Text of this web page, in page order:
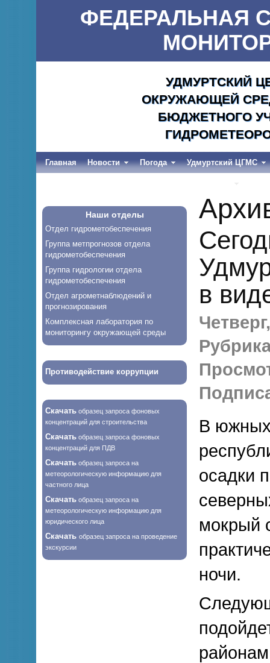
ФЕДЕРАЛЬНАЯ
УДМУРТСКИЙ
ОКРУЖАЮЩЕЙ
БЮДЖЕТНОГО
Главная Новости Погода Удмуртский ЦГМС
Наши отделы
Отдел гидрометобеспечения
Группа метпрогнозов отдела
гидрометобеспечения
Группа гидрологии отдела
гидрометобеспечения
Отдел агрометнаблюдений и
прогнозирования
Комплексная лаборатория по
мониторингу окружающей среды
Противодействие коррупции
Скачать образец запроса фоновых
концентраций для строительства
Скачать образец запроса фоновых
концентраций для ПДВ
Скачать образец запроса на
метеорологическую информацию для
частного лица
Скачать образец запроса на
метеорологическую информацию для
юридического лица
Скачать образец запроса на проведение
экскурсии
в
В
осадки
мокрый
ночи.